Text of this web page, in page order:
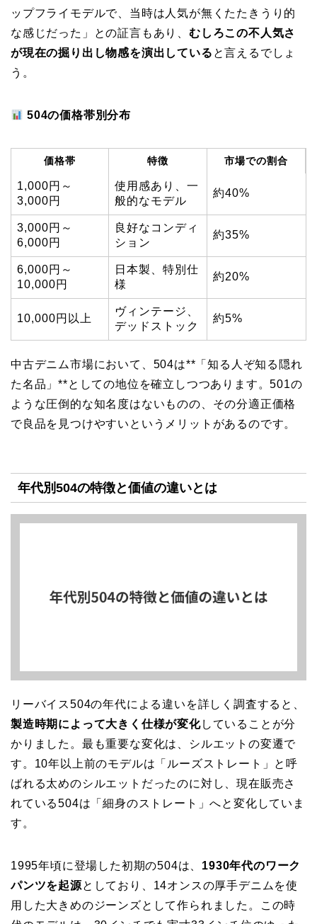
ップフライモデルで、当時は人気が無くたたきうり的
な感じだった」との証言もあり、 むしろこの不人気さ
が現在の掘り出し物感を演出している と言えるでしょ
う。
504の価格帯別分布
価格帯 特徴 市場での割合
1,000円～
3,000円
使用感あり、一
般的なモデル
約40%
3,000円～
6,000円
良好なコンディ
ション
約35%
6,000円～
10,000円
日本製、特別仕
様
約20%
10,000円以上
ヴィンテージ、
デッドストック
約5%
中古デニム市場において、504は**「知る人ぞ知る隠れ
た名品」**としての地位を確立しつつあります。501の
ような圧倒的な知名度はないものの、その分適正価格
で良品を見つけやすいというメリットがあるのです。
年代別504の特徴と価値の違いとは
リーバイス504の年代による違いを詳しく調査すると、
製造時期によって大きく仕様が変化していることが分
かりました。最も重要な変化は、シルエットの変遷で
す。10年以上前のモデルは「ルーズストレート」と呼
ばれる太めのシルエットだったのに対し、現在販売さ
れている504は「細身のストレート」へと変化していま
す。
1995年頃に登場した初期の504は、 1930年代のワーク
パンツを起源としており、14オンスの厚手デニムを使
用した大きめのジーンズとして作られました。この時